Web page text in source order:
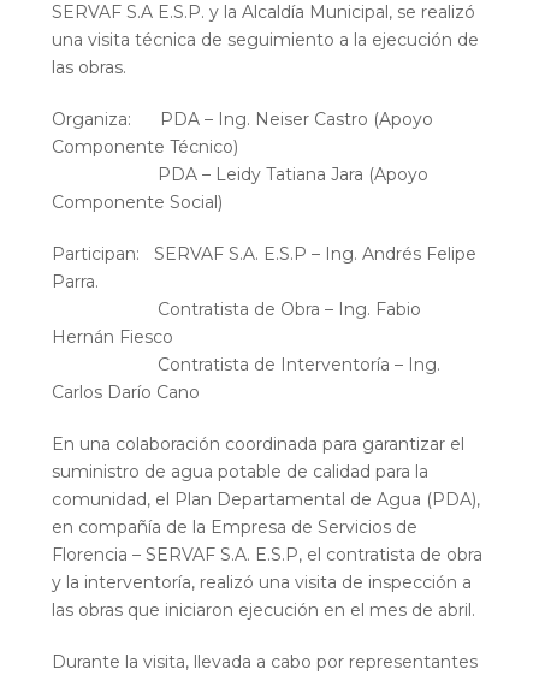
SERVAF S.A E.S.P. y la Alcaldía Municipal, se realizó
una visita técnica de seguimiento a la ejecución de
las obras.
Organiza: PDA – Ing. Neiser Castro (Apoyo
Componente Técnico)
PDA – Leidy Tatiana Jara (Apoyo
Componente Social)
Participan: SERVAF S.A. E.S.P – Ing. Andrés Felipe
Parra.
Contratista de Obra – Ing. Fabio
Hernán Fiesco
Contratista de Interventoría – Ing.
Carlos Darío Cano
En una colaboración coordinada para garantizar el
suministro de agua potable de calidad para la
comunidad, el Plan Departamental de Agua (PDA),
en compañía de la Empresa de Servicios de
Florencia – SERVAF S.A. E.S.P, el contratista de obra
y la interventoría, realizó una visita de inspección a
las obras que iniciaron ejecución en el mes de abril.
Durante la visita, llevada a cabo por representantes